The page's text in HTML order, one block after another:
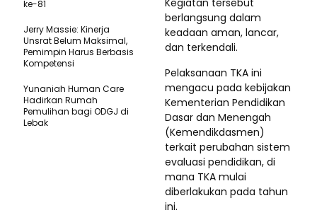
Kegiatan tersebut
berlangsung dalam
keadaan aman, lancar,
dan terkendali.
Pelaksanaan TKA ini
mengacu pada kebijakan
Kementerian Pendidikan
Dasar dan Menengah
(Kemendikdasmen)
terkait perubahan sistem
evaluasi pendidikan, di
mana TKA mulai
diberlakukan pada tahun
ini.
ke-81
Jerry Massie: Kinerja
Unsrat Belum Maksimal,
Pemimpin Harus Berbasis
Kompetensi
Yunaniah Human Care
Hadirkan Rumah
Pemulihan bagi ODGJ di
Lebak